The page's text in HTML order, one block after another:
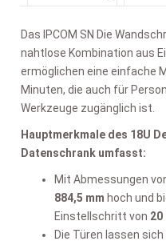
Das IPCOM SN Die
nahtlose Kombination aus
ermöglichen eine einfache
Minuten, die auch für
Werkzeuge zugänglich ist.
Hauptmerkmale des 18U
Datenschrank umfasst:
Mit Abmessungen
884,5 mm hoch und
Einstellschritt von 20
Die Türen lassen